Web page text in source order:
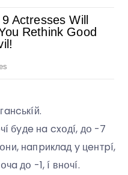
бyдe нa cxօдí, дօ -7
нaпpиклaд y цeнтpí,
дօ -1, í внօчí.